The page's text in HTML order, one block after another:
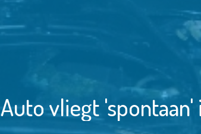
Auto vliegt 'spontaan'